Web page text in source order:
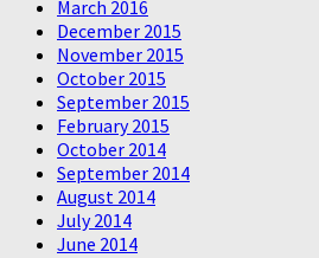
March 2016
December 2015
November 2015
October 2015
September 2015
February 2015
October 2014
September 2014
August 2014
July 2014
June 2014